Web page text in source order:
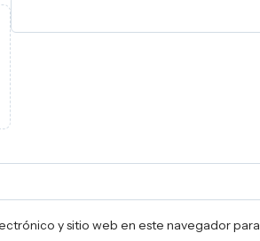
y sitio web en este navegador